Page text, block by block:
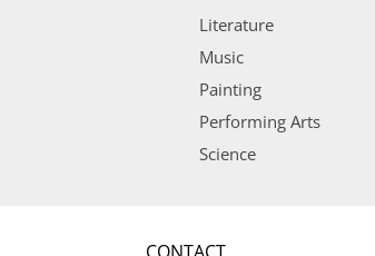
Literature
Music
Painting
Performing Arts
Science